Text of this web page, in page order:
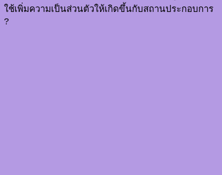
ใช้เพิ่มความเป็นส่วนตัวให้เกิดขึ้นกับสถานประกอบการ
?